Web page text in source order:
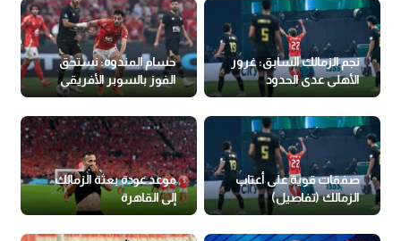
نجم الزمالك السابق: غرور
الأهلي عدى الحدود
حسام المندوه: نستحق
الفوز بالسوبر الأفريقي
رغم الأزمات الكبيرة
صفقات قوية على أعتاب
الزمالك (تفاصيل)
موعد عودة بعثة الزمالك
إلى القاهرة